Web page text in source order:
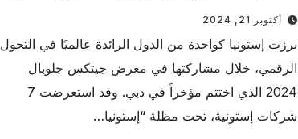
الرقمي
أكتوبر 21, 2024
برزت إستونيا كواحدة من الدول الرائدة عالميًا في التحول
الرقمي، خلال مشاركتها في معرض جيتكس جلوبال
2024 الذي اختتم مؤخراً في دبي. وقد استعرضت 7
شركات إستونية، تحت مظلة “إستونيا…